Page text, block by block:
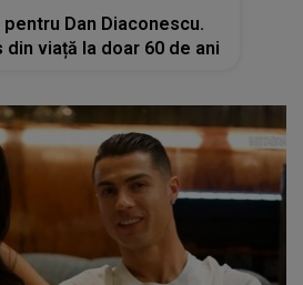
Dan Diaconescu.
viață la doar 60 de ani